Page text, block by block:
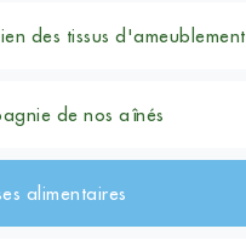
des tissus d'ameublement
de nos aînés
alimentaires